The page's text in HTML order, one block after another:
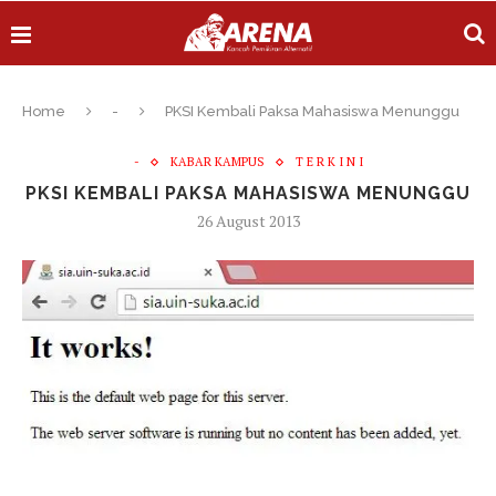
Home - PKSI Kembali Paksa Mahasiswa Menunggu
- KABAR KAMPUS T E R K I N I
PKSI KEMBALI PAKSA MAHASISWA MENUNGGU
26 August 2013